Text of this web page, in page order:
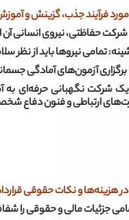
فرآیند جذب، گزینش و
حفاظتی، نیروی انسانی
تمامی نیروها باید از نظر
آزمون‌های آمادگی
شرکت نگهبانی حرفه‌ای به
ارتباطی و فنون دفاع
هزینه‌ها و نکات حقوقی
جزئیات مالی و حقوقی را